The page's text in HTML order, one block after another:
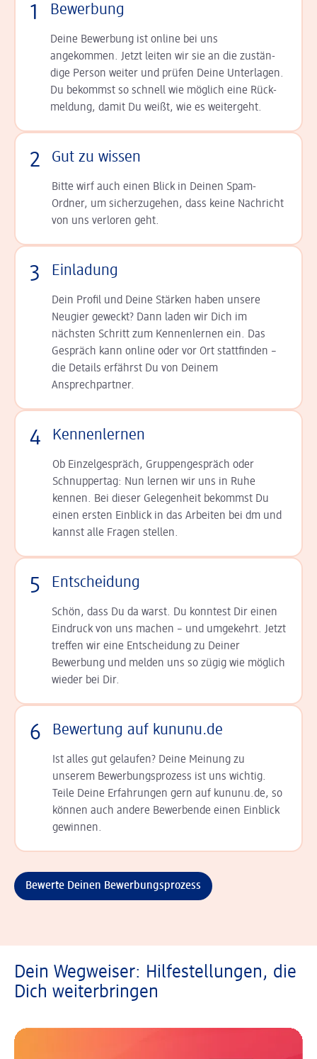
1 Bewerbung
Deine Bewerbung ist online bei uns
angekommen. Jetzt leiten wir sie an die zu­stän­
dige Person weiter und prüfen Deine Unterlagen.
Du bekommst so schnell wie möglich eine Rück­
meldung, damit Du weißt, wie es weitergeht.
2 Gut zu wissen
Bitte wirf auch einen Blick in Deinen Spam-
Ordner, um sicherzugehen, dass keine Nachricht
von uns verloren geht.
3 Einladung
Dein Profil und Deine Stär­ken haben unsere
Neugier geweckt? Dann laden wir Dich im
nächsten Schritt zum Kennen­lernen ein. Das
Gespräch kann online oder vor Ort statt­finden –
die Details er­fährst Du von Deinem
Ansprechpartner.
4 Kennenlernen
Ob Einzelgespräch, Grup­pen­gespräch oder
Schnup­per­tag: Nun lernen wir uns in Ruhe
kennen. Bei dieser Gelegenheit bekommst Du
einen ersten Einblick in das Arbeiten bei dm und
kannst alle Fragen stellen.
5 Entscheidung
Schön, dass Du da warst. Du konntest Dir einen
Ein­druck von uns machen – und umgekehrt. Jetzt
tref­fen wir eine Entscheidung zu Deiner
Bewerbung und melden uns so zügig wie möglich
wieder bei Dir.
6 Bewertung auf kununu.de
Ist alles gut gelaufen? Deine Meinung zu
unserem Bewerbungsprozess ist uns wichtig.
Teile Deine Erfahrungen gern auf kununu.de, so
können auch andere Bewerbende einen Einblick
gewinnen.
Bewerte Deinen Bewerbungsprozess
Dein Wegweiser: Hilfestellungen, die
Dich weiterbringen